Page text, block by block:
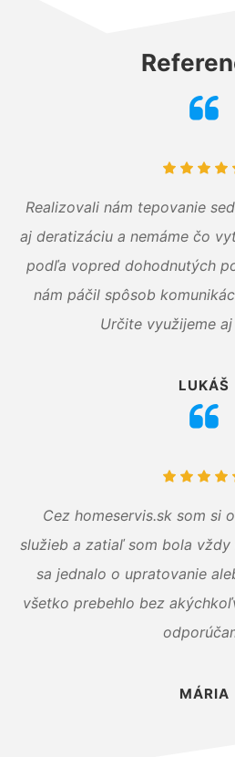
Realizovali nám tepovanie
aj deratizáciu a nemáme čo
podľa vopred dohodnutých
nám páčil spôsob
Určite využijeme
LUKÁŠ
Cez homeservis.sk som si
služieb a zatiaľ som bola vždy
sa jednalo o upratovanie
všetko prebehlo bez
MÁRIA